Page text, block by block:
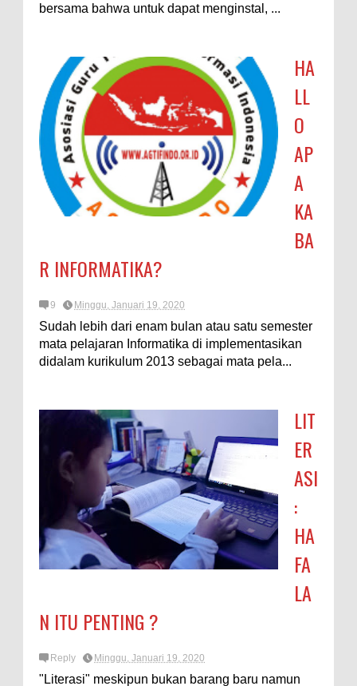
bersama bahwa untuk dapat menginstal, ...
HA
LL
O
AP
A
KA
BA
R INFORMATIKA?
9 Minggu, Januari 19, 2020
Sudah lebih dari enam bulan atau satu semester
mata pelajaran Informatika di implementasikan
didalam kurikulum 2013 sebagai mata pela...
LIT
ER
ASI
:
HA
FA
LA
N ITU PENTING ?
Reply Minggu, Januari 19, 2020
"Literasi" meskipun bukan barang baru namun